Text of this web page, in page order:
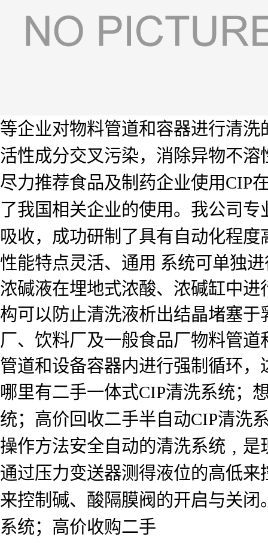
等企业对物料管道和容器进行清
活性成分交叉污染，消除异物不
尽力推荐食品及制药企业使用CIP
了我国相关企业的使用。我公司
吸收，成功研制了具有自动化程
性能特点灵活、通用 系统可单独
浓碱液在埋地式浓酸、浓碱缸中
构可以防止清洗液析出结晶堵塞
厂、饮料厂及一般食品厂物料管
管道和设备容器内进行强制循环
哪里有二手一体式CIP清洗系统；
统；高价回收二手半自动CIP清洗
操作方法安全自动的清洗系统﹐
通过压力变送器测得液位的高低
来控制碱、酸隔膜阀的开启与关闭
系统；高价收购二手